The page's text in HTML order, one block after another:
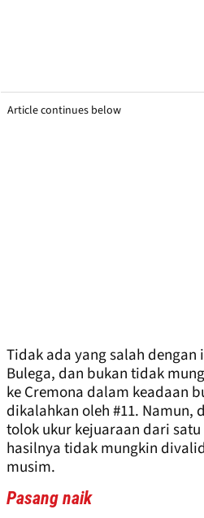
Article continues below
Tidak ada yang salah
Bulega, dan bukan tidak
ke Cremona dalam keadaan
dikalahkan oleh #11. Namun,
tolok ukur kejuaraan dari
hasilnya tidak mungkin
musim.
Pasang naik